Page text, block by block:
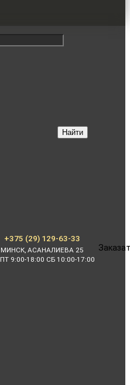
Найти
+375 (29) 129-63-33
МИНСК, АСАНАЛИЕВА 25
9:00-18:00 СБ 10:00-17:00